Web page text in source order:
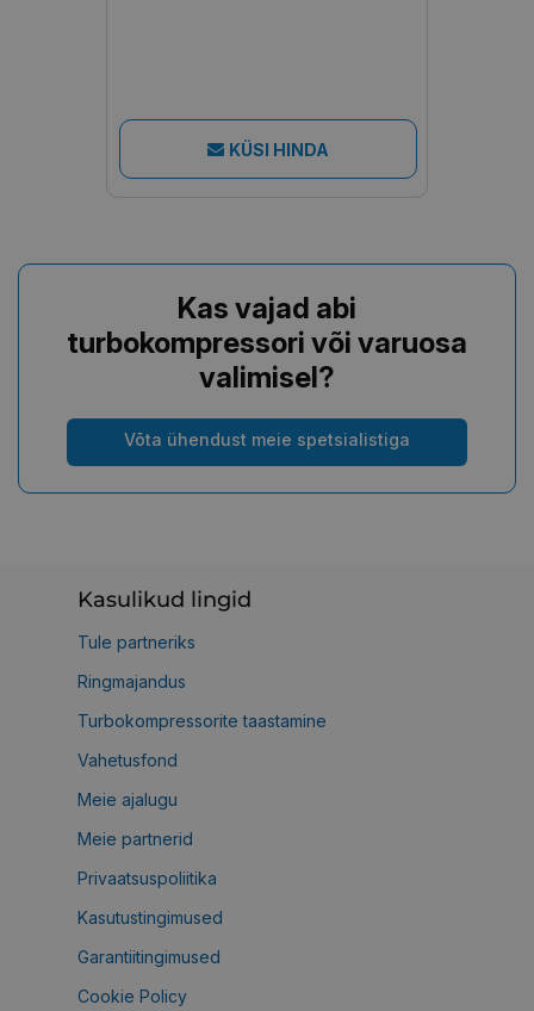
KÜSI HINDA
Kas vajad abi
turbokompressori või varuosa
valimisel?
Võta ühendust meie spetsialistiga
Kasulikud lingid
Tule partneriks
Ringmajandus
Turbokompressorite taastamine
Vahetusfond
Meie ajalugu
Meie partnerid
Privaatsuspoliitika
Kasutustingimused
Garantiitingimused
Cookie Policy